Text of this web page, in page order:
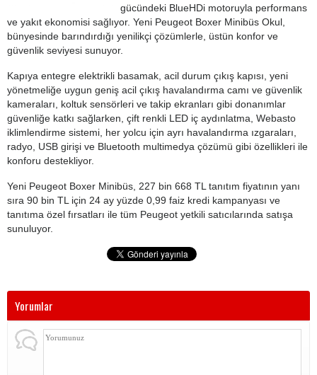
gücündeki BlueHDi motoruyla performans
ve yakıt ekonomisi sağlıyor. Yeni Peugeot Boxer Minibüs Okul,
bünyesinde barındırdığı yenilikçi çözümlerle, üstün konfor ve
güvenlik seviyesi sunuyor.
Kapıya entegre elektrikli basamak, acil durum çıkış kapısı, yeni
yönetmeliğe uygun geniş acil çıkış havalandırma camı ve güvenlik
kameraları, koltuk sensörleri ve takip ekranları gibi donanımlar
güvenliğe katkı sağlarken, çift renkli LED iç aydınlatma, Webasto
iklimlendirme sistemi, her yolcu için ayrı havalandırma ızgaraları,
radyo, USB girişi ve Bluetooth multimedya çözümü gibi özellikleri ile
konforu destekliyor.
Yeni Peugeot Boxer Minibüs, 227 bin 668 TL tanıtım fiyatının yanı
sıra 90 bin TL için 24 ay yüzde 0,99 faiz kredi kampanyası ve
tanıtıma özel fırsatları ile tüm Peugeot yetkili satıcılarında satışa
sunuluyor.
Yorumlar